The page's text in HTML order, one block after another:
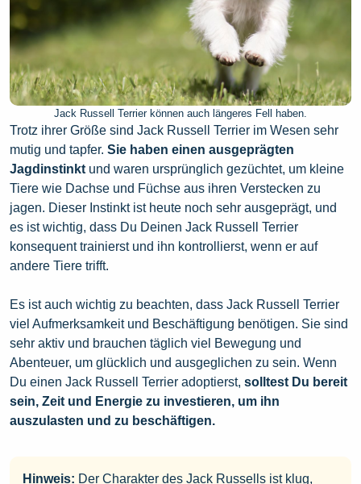
Jack Russell Terrier können auch längeres Fell haben.
Trotz ihrer Größe sind Jack Russell Terrier im Wesen sehr
mutig und tapfer. Sie haben einen ausgeprägten
Jagdinstinkt und waren ursprünglich gezüchtet, um kleine
Tiere wie Dachse und Füchse aus ihren Verstecken zu
jagen. Dieser Instinkt ist heute noch sehr ausgeprägt, und
es ist wichtig, dass Du Deinen Jack Russell Terrier
konsequent trainierst und ihn kontrollierst, wenn er auf
andere Tiere trifft.
Es ist auch wichtig zu beachten, dass Jack Russell Terrier
viel Aufmerksamkeit und Beschäftigung benötigen. Sie sind
sehr aktiv und brauchen täglich viel Bewegung und
Abenteuer, um glücklich und ausgeglichen zu sein. Wenn
Du einen Jack Russell Terrier adoptierst, solltest Du bereit
sein, Zeit und Energie zu investieren, um ihn
auszulasten und zu beschäftigen.
Hinweis: Der Charakter des Jack Russells ist klug,